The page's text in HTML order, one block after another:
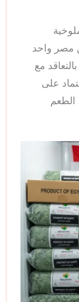
مصر واحد
مع
على
الطعم